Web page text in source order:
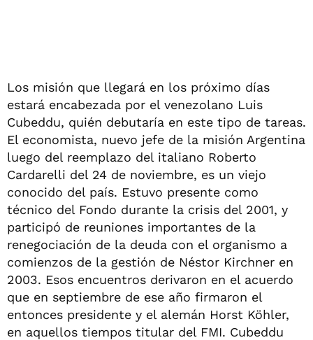
Los misión que llegará en los próximo días
estará encabezada por el venezolano Luis
Cubeddu, quién debutaría en este tipo de tareas.
El economista, nuevo jefe de la misión Argentina
luego del reemplazo del italiano Roberto
Cardarelli del 24 de noviembre, es un viejo
conocido del país. Estuvo presente como
técnico del Fondo durante la crisis del 2001, y
participó de reuniones importantes de la
renegociación de la deuda con el organismo a
comienzos de la gestión de Néstor Kirchner en
2003. Esos encuentros derivaron en el acuerdo
que en septiembre de ese año firmaron el
entonces presidente y el alemán Horst Köhler,
en aquellos tiempos titular del FMI. Cubeddu